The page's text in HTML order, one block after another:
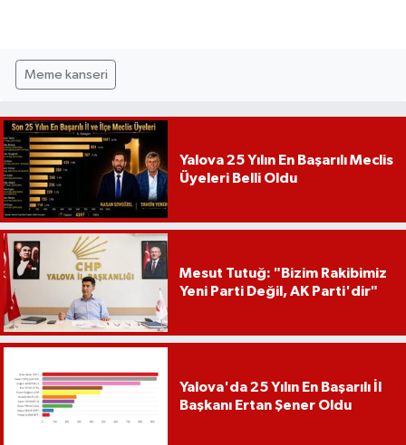
Meme kanseri
Yalova 25 Yılın En Başarılı Meclis
Üyeleri Belli Oldu
Mesut Tutuğ: "Bizim Rakibimiz
Yeni Parti Değil, AK Parti'dir"
Yalova'da 25 Yılın En Başarılı İl
Başkanı Ertan Şener Oldu